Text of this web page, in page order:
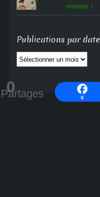
0
Partages 6
minutes !
Publications par date
Publications
par